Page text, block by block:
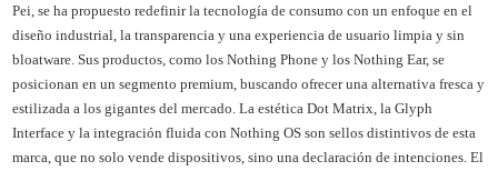
Pei, se ha propuesto redefinir la tecnología de consumo con un enfoque en el
diseño industrial, la transparencia y una experiencia de usuario limpia y sin
bloatware. Sus productos, como los Nothing Phone y los Nothing Ear, se
posicionan en un segmento premium, buscando ofrecer una alternativa fresca y
estilizada a los gigantes del mercado. La estética Dot Matrix, la Glyph
Interface y la integración fluida con Nothing OS son sellos distintivos de esta
marca, que no solo vende dispositivos, sino una declaración de intenciones. El